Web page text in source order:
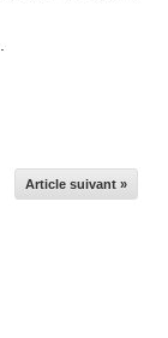
Article suivant »